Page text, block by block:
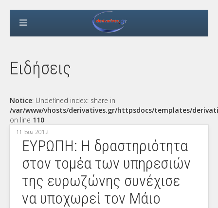
Ειδήσεις
Notice: Undefined index: share in
/var/www/vhosts/derivatives.gr/httpsdocs/templates/
on line 110
11 Ιουν 2012
ΕΥΡΩΠΗ: Η δραστηριότητα
στον τομέα των υπηρεσιών
της ευρωζώνης συνέχισε
να υποχωρεί τον Μάιο